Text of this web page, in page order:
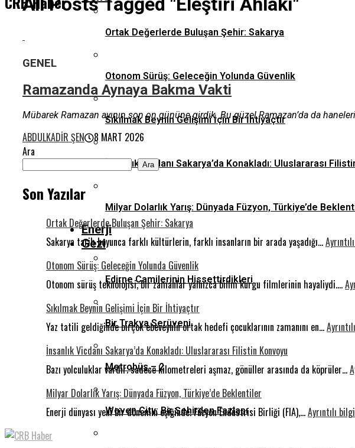
Ortak Değerlerde Buluşan Şehir: Sakarya
Otonom Sürüş: Geleceğin Yolunda Güvenlik
Sıkılmak Beynin Gelişimi İçin Bir İhtiyaçtır
İnsanlık Vicdanı Sakarya’da Konakladı: Uluslararası
Milyar Dolarlık Yarış: Dünyada Füzyon, Türkiye’de
Enerji
Gezi
Edirne Camilerinin Hissettirdikleri
Bir Trakya Serüveni
Metrobüs – 2
Woven City: Bir Şehirden Fazlası
GENEL
Ramazanda Aynaya Bakma Vakti
Mübarek Ramazan ayının son on gününe girdik. Bu güzel Ramazan’da da
ABDULKADIR ŞEN
8 MART 2026
Ara
Ara
Son Yazılar
Ortak Değerlerde Buluşan Şehir: Sakarya
Sakarya tarih boyunca farklı kültürlerin, farklı insanların bir arada yaşadığı…
Otonom Sürüş: Geleceğin Yolunda Güvenlik
Otonom sürüş teknolojisi, bir zamanlar yalnızca bilim kurgu filmlerinin hayaliydi.…
Sıkılmak Beynin Gelişimi İçin Bir İhtiyaçtır
Yaz tatili geldiğinde birçok ebeveynin ortak hedefi çocuklarının zamanını en…
İnsanlık Vicdanı Sakarya’da Konakladı: Uluslararası Filistin Konvoyu
Bazı yolculuklar vardır; sadece kilometreleri aşmaz, gönüller arasında da köprüler…
Milyar Dolarlık Yarış: Dünyada Füzyon, Türkiye’de Beklentiler
Enerji dünyası yeni bir dönemin eşiğinde. Füzyon Endüstrisi Birliği (FIA),…Ayrıntılı